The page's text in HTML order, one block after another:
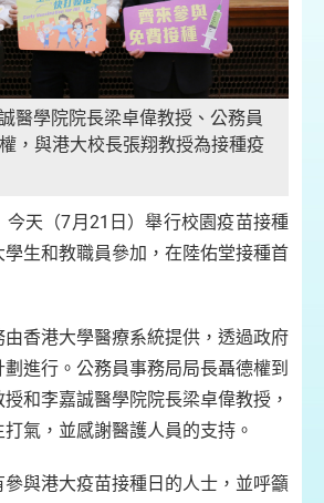
醫學院院長梁卓偉教授、公務員
，與港大校長張翔教授為接種疫
今天（7月21日）舉行校園疫苗接種
學生和教職員參加，在陸佑堂接種首
香港大學醫療系統提供，透過政府
進行。公務員事務局局長聶德權到
和李嘉誠醫學院院長梁卓偉教授，
氣，並感謝醫護人員的支持。
與港大疫苗接種日的人士，並呼籲